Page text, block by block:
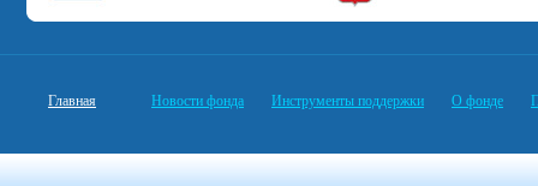
Главная Новости фонда Инструменты поддержки О фонде